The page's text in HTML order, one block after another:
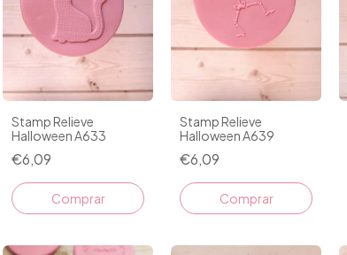
Stamp Relieve
Halloween A633
€6,09
Stamp Relieve
Halloween A639
€6,09